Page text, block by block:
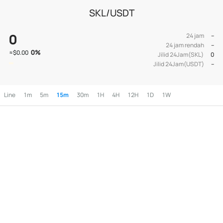
SKL/USDT
0
≈$0.00 0%
24 jam
--
24 jam rendah
--
Jilid 24Jam(SKL)
0
Jilid 24Jam(USDT)
--
Line 1m 5m 15m 30m 1H 4H 12H 1D 1W